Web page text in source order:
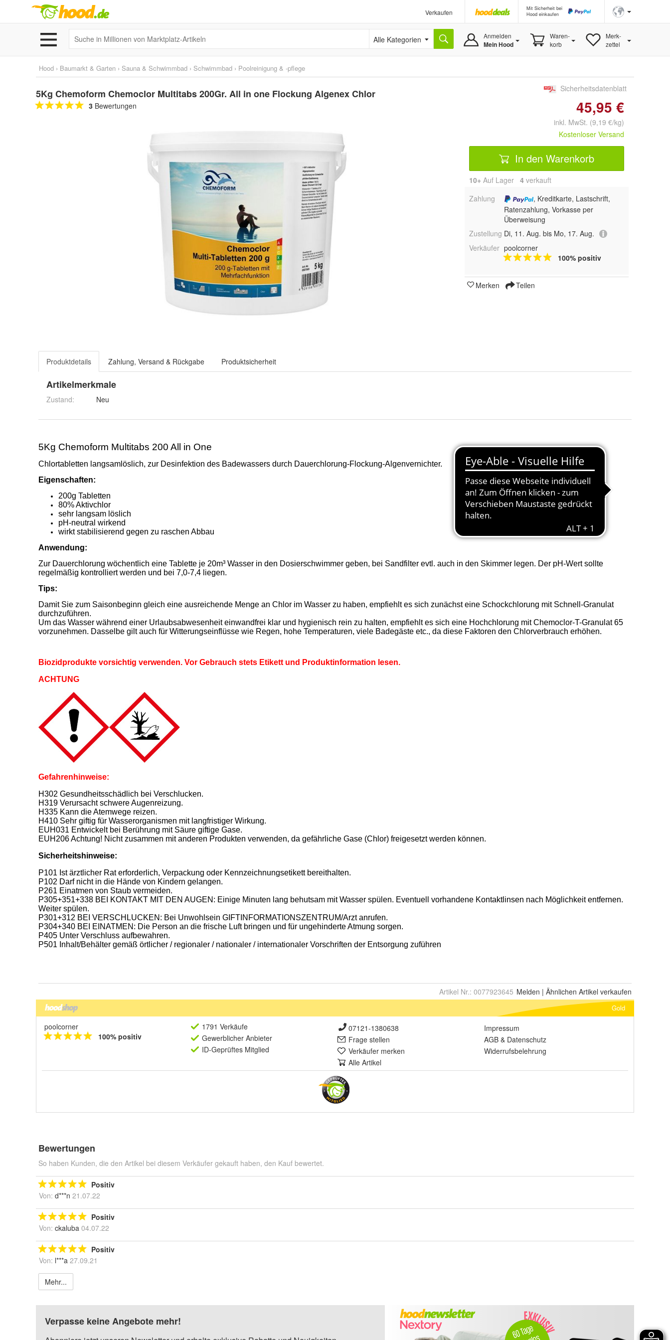
Verkaufen
Mit Sicherheit bei
Hood einkaufen
Alle Kategorien Anmelden
Mein Hood
Waren-
korb
Merk-
zettel
Hood › Baumarkt & Garten › Sauna & Schwimmbad › Schwimmbad › Poolreinigung & -pflege
5Kg Chemoform Chemoclor Multitabs 200Gr. All in one Flockung Algenex Chlor
3 Bewertungen
Sicherheitsdatenblatt
45,95 €
inkl. MwSt. (9,19 €/kg)
Kostenloser Versand
In den Warenkorb
10+ Auf Lager 4 verkauft
Zahlung
, Kreditkarte, Lastschrift,
Ratenzahlung, Vorkasse per
Überweisung
Zustellung Di, 11. Aug. bis Mo, 17. Aug.
Verkäufer poolcorner
100% positiv
Merken Teilen
Produktdetails Zahlung, Versand & Rückgabe Produktsicherheit
Artikelmerkmale
Zustand: Neu
Artikel Nr.: 0077923645 Melden | Ähnlichen Artikel verkaufen
Gold
poolcorner
100% positiv
1791 Verkäufe
Gewerblicher Anbieter
ID-Geprüftes Mitglied
07121-1380638
Frage stellen
Verkäufer merken
Alle Artikel
Impressum
AGB & Datenschutz
Widerrufsbelehrung
Bewertungen
So haben Kunden, die den Artikel bei diesem Verkäufer gekauft haben, den Kauf bewertet.
Positiv
Von: d***n 21.07.22
Positiv
Von: ckaluba 04.07.22
Positiv
Von: l***a 27.09.21
Mehr...
Verpasse keine Angebote mehr!